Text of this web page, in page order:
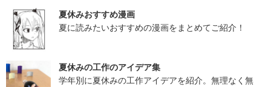
夏休みおすすめ漫画
夏に読みたいおすすめの漫画をまとめてご紹介！
夏休みの工作のアイデア集
学年別に夏休みの工作アイデアを紹介。無理なく無